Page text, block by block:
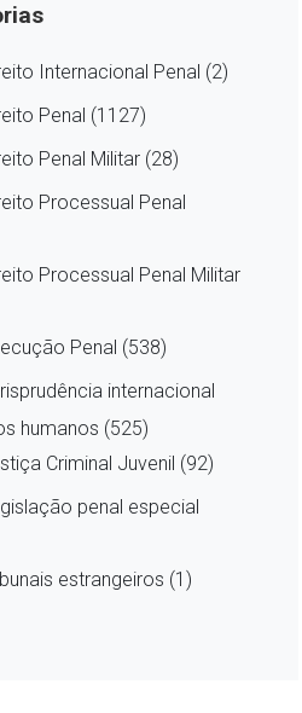
Internacional Penal (2)
Penal (1127)
Penal Militar (28)
Processual Penal
Processual Penal Militar
Penal (538)
internacional
humanos (525)
Criminal Juvenil (92)
penal especial
estrangeiros (1)